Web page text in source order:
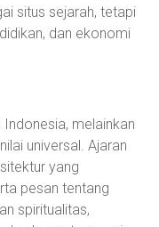
situs sejarah, tetapi
dan ekonomi
melainkan
universal. Ajaran
yang
pesan tentang
spiritualitas,